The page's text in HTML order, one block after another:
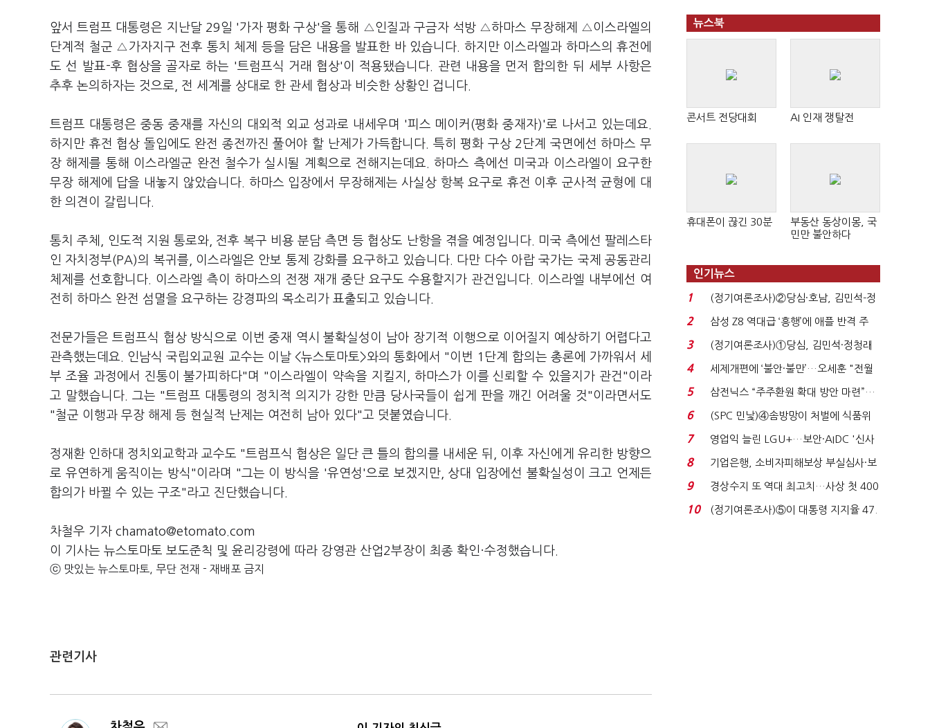
앞서 트럼프 대통령은 지난달 29일 '가자 평화 구상'을 통해 △인질과 구금자 석방 △하마스 무장해제 △이스라엘의
단계적 철군 △가자지구 전후 통치 체제 등을 담은 내용을 발표한 바 있습니다. 하지만 이스라엘과 하마스의 휴전에
도 선 발표-후 협상을 골자로 하는 '트럼프식 거래 협상'이 적용됐습니다. 관련 내용을 먼저 합의한 뒤 세부 사항은
추후 논의하자는 것으로, 전 세계를 상대로 한 관세 협상과 비슷한 상황인 겁니다.
트럼프 대통령은 중동 중재를 자신의 대외적 외교 성과로 내세우며 '피스 메이커(평화 중재자)'로 나서고 있는데요.
하지만 휴전 협상 돌입에도 완전 종전까진 풀어야 할 난제가 가득합니다. 특히 평화 구상 2단계 국면에선 하마스 무
장 해제를 통해 이스라엘군 완전 철수가 실시될 계획으로 전해지는데요. 하마스 측에선 미국과 이스라엘이 요구한
무장 해제에 답을 내놓지 않았습니다. 하마스 입장에서 무장해제는 사실상 항복 요구로 휴전 이후 군사적 균형에 대
한 의견이 갈립니다.
통치 주체, 인도적 지원 통로와, 전후 복구 비용 분담 측면 등 협상도 난항을 겪을 예정입니다. 미국 측에선 팔레스타
인 자치정부(PA)의 복귀를, 이스라엘은 안보 통제 강화를 요구하고 있습니다. 다만 다수 아랍 국가는 국제 공동관리
체제를 선호합니다. 이스라엘 측이 하마스의 전쟁 재개 중단 요구도 수용할지가 관건입니다. 이스라엘 내부에선 여
전히 하마스 완전 섬멸을 요구하는 강경파의 목소리가 표출되고 있습니다.
전문가들은 트럼프식 협상 방식으로 이번 중재 역시 불확실성이 남아 장기적 이행으로 이어질지 예상하기 어렵다고
관측했는데요. 인남식 국립외교원 교수는 이날 <뉴스토마토>와의 통화에서 "이번 1단계 합의는 총론에 가까워서 세
부 조율 과정에서 진통이 불가피하다"며 "이스라엘이 약속을 지킬지, 하마스가 이를 신뢰할 수 있을지가 관건"이라
고 말했습니다. 그는 "트럼프 대통령의 정치적 의지가 강한 만큼 당사국들이 쉽게 판을 깨긴 어려울 것"이라면서도
"철군 이행과 무장 해제 등 현실적 난제는 여전히 남아 있다"고 덧붙였습니다.
정재환 인하대 정치외교학과 교수도 "트럼프식 협상은 일단 큰 틀의 합의를 내세운 뒤, 이후 자신에게 유리한 방향으
로 유연하게 움직이는 방식"이라며 "그는 이 방식을 '유연성'으로 보겠지만, 상대 입장에선 불확실성이 크고 언제든
합의가 바뀔 수 있는 구조"라고 진단했습니다.
차철우 기자 chamato@etomato.com
이 기사는 뉴스토마토 보도준칙 및 윤리강령에 따라 강영관 산업2부장이 최종 확인·수정했습니다.
ⓒ 맛있는 뉴스토마토, 무단 전재 - 재배포 금지
관련기사
뉴스북
콘서트 전당대회 AI 인재 쟁탈전
휴대폰이 끊긴 30분
부동산 동상이몽, 국
민만 불안하다
인기뉴스
1
(정기여론조사)②당심·호남, 김민석-정
청래 '초접전'...
2
삼성 Z8 역대급 ‘흥행’에 애플 반격 주
목…9월 ‘폴...
3
(정기여론조사)①당심, 김민석·정청래
'초접전'…대통령 ...
4
세제개편에 ‘불안·불만’…오세훈 "전월
세 구하기 더 ...
5
삼전닉스 “주주환원 확대 방안 마련”…
로이터에 성명...
6
(SPC 민낯)④솜방망이 처벌에 식품위
생법 위반 반복...
7
영업익 늘린 LGU+…보안·AIDC '신사
업 드라이브'...
8
기업은행, 소비자피해보상 부실심사·보
이스피싱 공시 ...
9
경상수지 또 역대 최고치…사상 첫 400
억달러에 '3% 성...
10
(정기여론조사)⑤이 대통령 지지율 47.